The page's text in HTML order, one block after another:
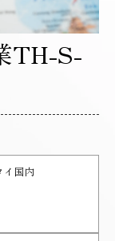
TH-S-
イ国内